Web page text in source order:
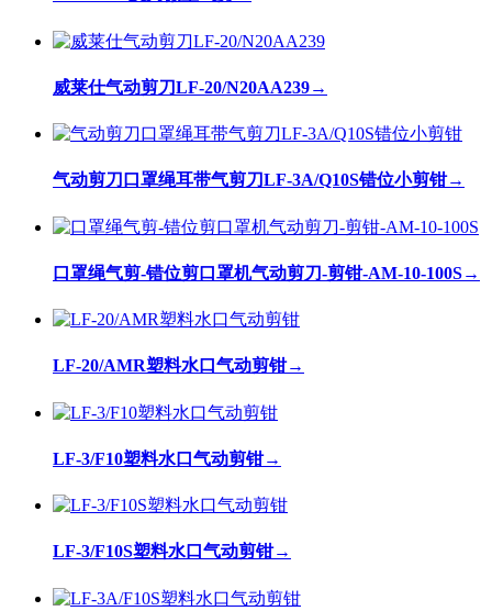
威莱仕气动剪刀LF-20/N20AA239→
气动剪刀口罩绳耳带气剪刀LF-3A/Q10S错位小剪钳→
口罩绳气剪-错位剪口罩机气动剪刀-剪钳-AM-10-100S→
LF-20/AMR塑料水口气动剪钳→
LF-3/F10塑料水口气动剪钳→
LF-3/F10S塑料水口气动剪钳→